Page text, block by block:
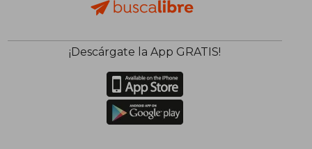
¡Descárgate la App GRATIS!